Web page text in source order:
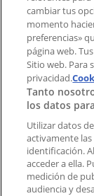
Marcas
Marcas
Negocios
Negocios
Productos
Productos
Ciudades
Descargar
cambiar tus
momento
preferencias»
página web.
Sitio web. Para
privacidad.
Tanto
los datos
Utilizar datos
activamente
identificación.
acceder a ella.
medición de
audiencia y